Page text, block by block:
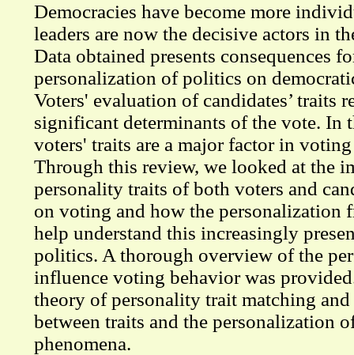
Democracies have become more
leaders are now the decisive actors in
Data obtained presents consequences
personalization of politics on
Voters' evaluation of candidates’ traits
significant determinants of the vote. In
voters' traits are a major factor in
Through this review, we looked at the
personality traits of both voters and
on voting and how the personalization
help understand this increasingly
politics. A thorough overview of the
influence voting behavior was
theory of personality trait matching
between traits and the personalization
phenomena.